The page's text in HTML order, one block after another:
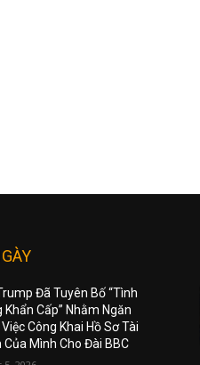
Đã Tuyên Bố “Tình
Khẩn Cấp” Nhằm Ngăn
Công Khai Hồ Sơ Tài
Của Mình Cho Đài BBC